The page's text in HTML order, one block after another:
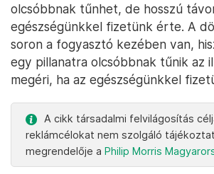
olcsóbbnak tűnhet, de hosszú
egészségünkkel fizetünk érte. A
soron a fogyasztó kezében van,
egy pillanatra olcsóbbnak tűnik az
megéri, ha az egészségünkkel
A cikk társadalmi felvilágosítás
reklámcélokat nem szolgáló
megrendelője a Philip Morris